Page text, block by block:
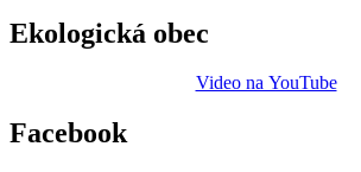
Ekologická obec
Video na YouTube
Facebook